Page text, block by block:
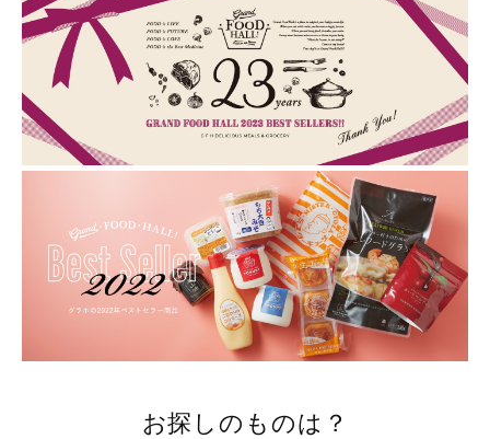
お探しのものは？